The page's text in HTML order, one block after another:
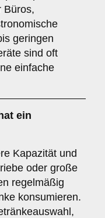
Büros,
geringen
sind oft
einfache
ein
Kapazität und
oder große
regelmäßig
konsumieren.